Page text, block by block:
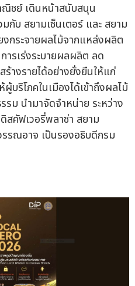
ณิชย์ เดินหน้าสนับสนุน
กับ สยามเซ็นเตอร์ และ สยาม
กระจายผลไม้จากแหล่งผลิต
ารเร่งระบายผลผลิต ลด
างรายได้อย่างยั่งยืนให้แก่
บริโภคในเมืองได้เข้าถึงผลไม้
ม นำมาจัดจำหน่าย ระหว่าง
คัฟเวอรี่พลาซ่า สยาม
รณอาจ เป็นรองอธิบดีกรม